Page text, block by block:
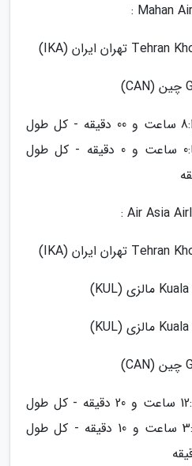
کل طول زمان پرواز در هوا:8 ساعت و 00 دقیقه - کل طول
زمان جابجایی هواپیما ها:0 ساعت و 0 دقیقه - کل طول
کل طول زمان پرواز در هوا:12 ساعت و 20 دقیقه - کل طول
زمان جابجایی هواپیما ها:3 ساعت و 10 دقیقه - کل طول